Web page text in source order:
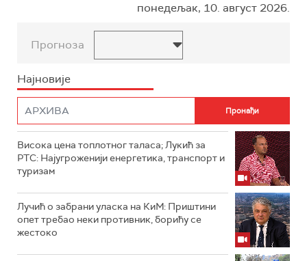
понедељак, 10. август 2026.
Прогноза
Најновије
Висока цена топлотног таласа; Лукић за
РТС: Најугроженији енергетика, транспорт и
туризам
Лучић о забрани уласка на КиМ: Приштини
опет требао неки противник, борићу се
жестоко